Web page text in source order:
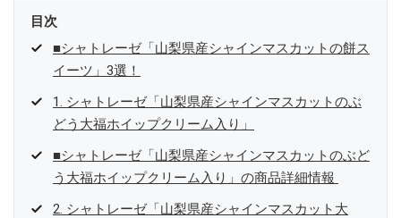
目次
■シャトレーゼ「山梨県産シャインマスカットの餅ス
イーツ」3選！
1. シャトレーゼ「山梨県産シャインマスカットのぶ
どう大福ホイップクリーム入り」
■シャトレーゼ「山梨県産シャインマスカットのぶど
う大福ホイップクリーム入り」の商品詳細情報
2. シャトレーゼ「山梨県産シャインマスカット大